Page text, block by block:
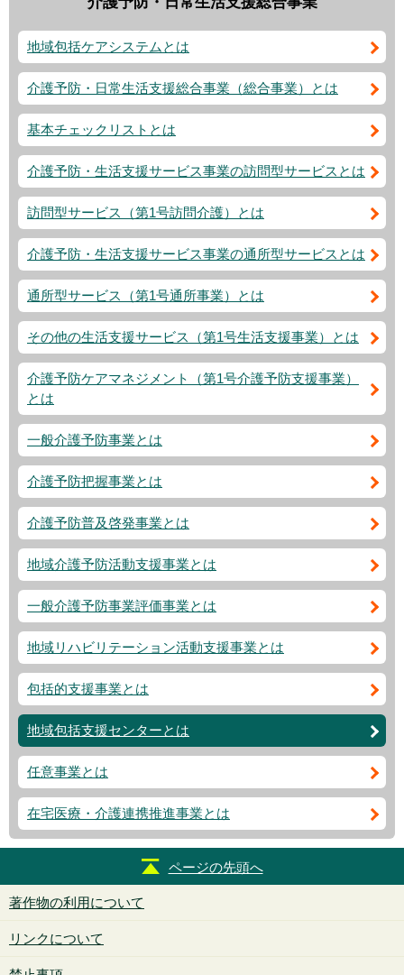
地域包括ケアシステムとは
介護予防・日常生活支援総合事業（総合事業）とは
基本チェックリストとは
介護予防・生活支援サービス事業の訪問型サービスとは
訪問型サービス（第1号訪問介護）とは
介護予防・生活支援サービス事業の通所型サービスとは
通所型サービス（第1号通所事業）とは
その他の生活支援サービス（第1号生活支援事業）とは
介護予防ケアマネジメント（第1号介護予防支援事業）
とは
一般介護予防事業とは
介護予防把握事業とは
介護予防普及啓発事業とは
地域介護予防活動支援事業とは
一般介護予防事業評価事業とは
地域リハビリテーション活動支援事業とは
包括的支援事業とは
地域包括支援センターとは
任意事業とは
在宅医療・介護連携推進事業とは
ページの先頭へ
著作物の利用について
リンクについて